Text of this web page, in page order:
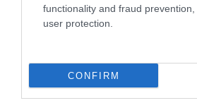
functionality and fraud
user protection.
CONFIRM